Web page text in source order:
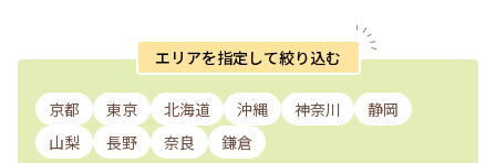
エリアを指定して絞り込む
京都 東京 北海道 沖縄 神奈川
静岡
山梨
長野 奈良 鎌倉